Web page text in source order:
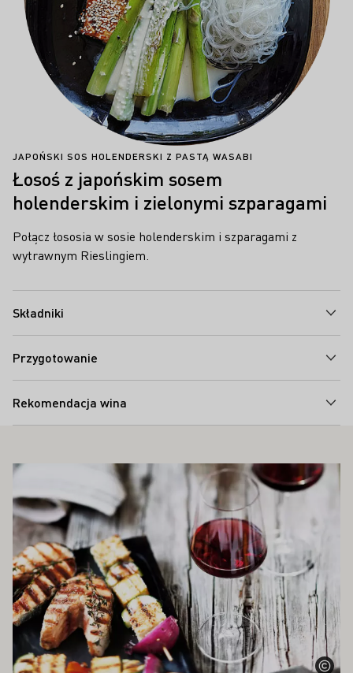
JAPOŃSKI SOS HOLENDERSKI Z PASTĄ WASABI
Łosoś z japońskim sosem
holenderskim i zielonymi szparagami
Połącz łososia w sosie holenderskim i szparagami z
wytrawnym Rieslingiem.
Składniki
Przygotowanie
Rekomendacja wina
ZAINTERESOWAĆ
Proszę dowiedzieć się więcej